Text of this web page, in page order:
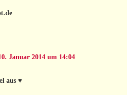
Januar 2014 um 14:04
aus ♥